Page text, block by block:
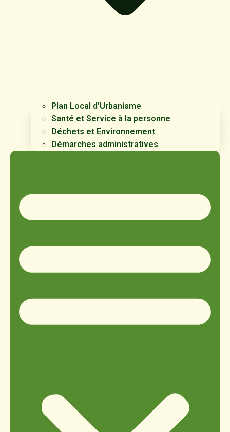
Plan Local d’Urbanisme
Santé et Service à la personne
Déchets et Environnement
Démarches administratives